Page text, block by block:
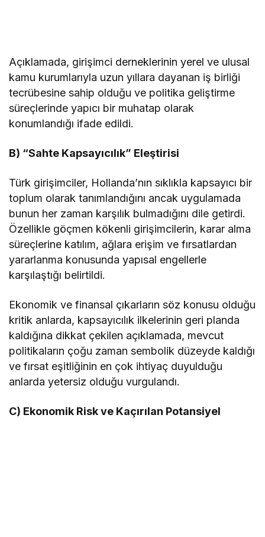
Açıklamada, girişimci derneklerinin yerel ve ulusal
kamu kurumlarıyla uzun yıllara dayanan iş birliği
tecrübesine sahip olduğu ve politika geliştirme
süreçlerinde yapıcı bir muhatap olarak
konumlandığı ifade edildi.
B) “Sahte Kapsayıcılık” Eleştirisi
Türk girişimciler, Hollanda’nın sıklıkla kapsayıcı bir
toplum olarak tanımlandığını ancak uygulamada
bunun her zaman karşılık bulmadığını dile getirdi.
Özellikle göçmen kökenli girişimcilerin, karar alma
süreçlerine katılım, ağlara erişim ve fırsatlardan
yararlanma konusunda yapısal engellerle
karşılaştığı belirtildi.
Ekonomik ve finansal çıkarların söz konusu olduğu
kritik anlarda, kapsayıcılık ilkelerinin geri planda
kaldığına dikkat çekilen açıklamada, mevcut
politikaların çoğu zaman sembolik düzeyde kaldığı
ve fırsat eşitliğinin en çok ihtiyaç duyulduğu
anlarda yetersiz olduğu vurgulandı.
C) Ekonomik Risk ve Kaçırılan Potansiyel